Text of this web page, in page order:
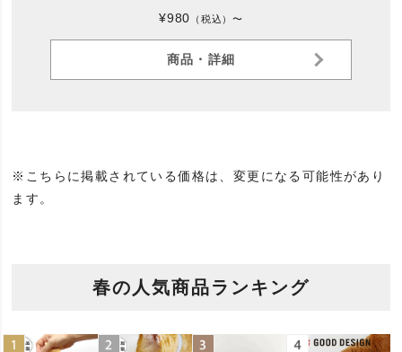
¥980 （税込）〜
商品・詳細
※こちらに掲載されている価格は、変更になる可能性があり
ます。
春の人気商品ランキング